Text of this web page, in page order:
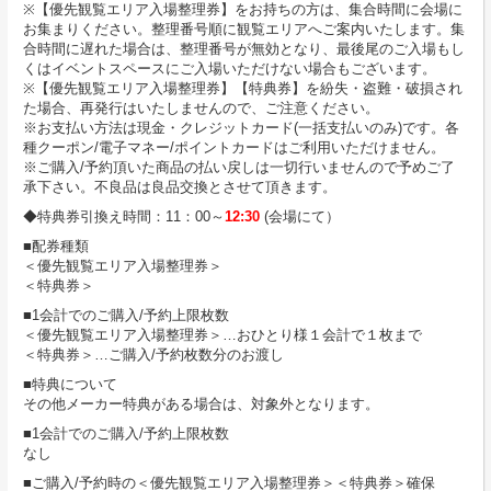
※【優先観覧エリア入場整理券】をお持ちの方は、集合時間に会場に
お集まりください。整理番号順に観覧エリアへご案内いたします。集
合時間に遅れた場合は、整理番号が無効となり、最後尾のご⼊場もし
くはイベントスペースにご⼊場いただけない場合もございます。
※【優先観覧エリア入場整理券】【特典券】を紛失・盗難・破損され
た場合、再発⾏はいたしませんので、ご注意ください。
※お支払い方法は現金・クレジットカード(一括支払いのみ)です。各
種クーポン/電子マネー/ポイントカードはご利用いただけません。
※ご購入/予約頂いた商品の払い戻しは一切行いませんので予めご了
承下さい。不良品は良品交換とさせて頂きます。
◆特典券引換え時間：11：00～ 12:30 (会場にて）
■配券種類
＜優先観覧エリア入場整理券＞
＜特典券＞
■1会計でのご購入/予約上限枚数
＜優先観覧エリア入場整理券＞…おひとり様１会計で１枚まで
＜特典券＞…ご購入/予約枚数分のお渡し
■特典について
その他メーカー特典がある場合は、対象外となります。
■1会計でのご購入/予約上限枚数
なし
■ご購入/予約時の＜優先観覧エリア入場整理券＞＜特典券＞確保